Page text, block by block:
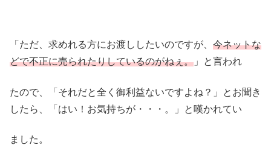
「ただ、求めれる方にお渡ししたいのですが、 今ネットな
どで不正に売られたりしているのがねぇ。 」と言われ
たので、「それだと全く御利益ないですよね？」とお聞き
したら、「はい！お気持ちが・・・。」と嘆かれてい
ました。